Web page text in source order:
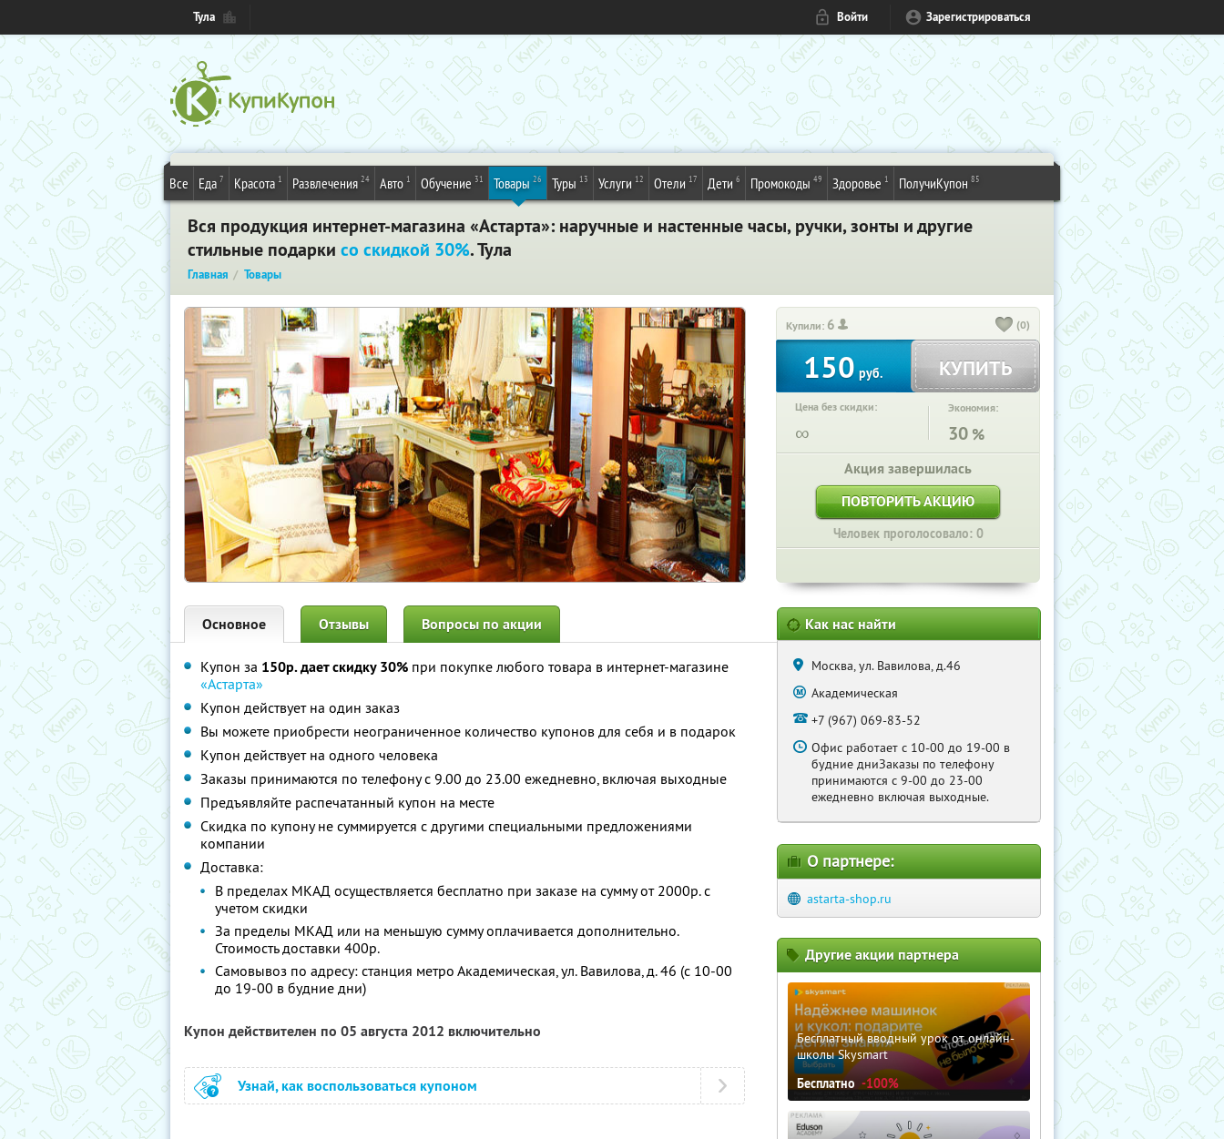
Тула Войти Зарегистрироваться
Все Еда 7 Красота 1 Развлечения 24 Авто 1 Обучение 31 Товары 26 Туры 13 Услуги 12 Отели 17 Дети 6 Промокоды 49 Здоровье 1 ПолучиКупон 85
Вся продукция интернет-магазина «Астарта»: наручные и настенные часы, ручки, зонты и другие
стильные подарки со скидкой 30%. Тула
Главная Товары
Купили: 6 (0)
150 руб. КУПИТЬ
Цена без скидки:
∞
Экономия:
30 %
Акция завершилась
ПОВТОРИТЬ АКЦИЮ
Человек проголосовало: 0
Основное Отзывы Вопросы по акции
Купон за 150р. дает скидку 30% при покупке любого товара в интернет-магазине
«Астарта»
Купон действует на один заказ
Вы можете приобрести неограниченное количество купонов для себя и в подарок
Купон действует на одного человека
Заказы принимаются по телефону с 9.00 до 23.00 ежедневно, включая выходные
Предъявляйте распечатанный купон на месте
Скидка по купону не суммируется с другими специальными предложениями
компании
Доставка:
В пределах МКАД осуществляется бесплатно при заказе на сумму от 2000р. с
учетом скидки
За пределы МКАД или на меньшую сумму оплачивается дополнительно.
Стоимость доставки 400р.
Самовывоз по адресу: станция метро Академическая, ул. Вавилова, д. 46 (с 10-00
до 19-00 в будние дни)
Купон действителен по 05 августа 2012 включительно
Узнай, как воспользоваться купоном
Как нас найти
Москва, ул. Вавилова, д.46
Академическая
+7 (967) 069-83-52
Офис работает с 10-00 до 19-00 в
будние дниЗаказы по телефону
принимаются с 9-00 до 23-00
ежедневно включая выходные.
О партнере:
astarta-shop.ru
Другие акции партнера
Бесплатный вводный урок от онлайн-
школы Skysmart
Бесплатно -100%